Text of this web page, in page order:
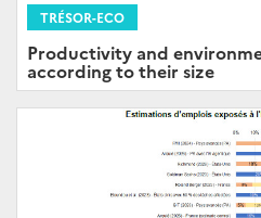
TRÉSOR-ECO
Productivity and
according to their size